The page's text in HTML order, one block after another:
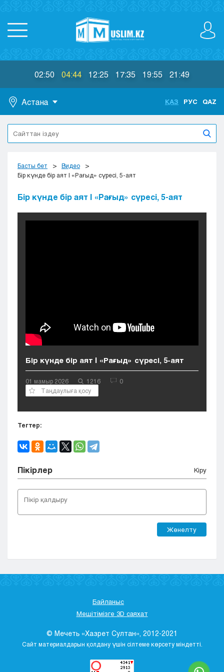
02:50 04:44 12:25 17:35 19:55 21:49
Астана
Астана
Алматы
Атырау
Караганда
Костанай
Усть-Каменогорск
Шымкент
ҚАЗ РУС QAZ
Басты бет
Видео
Бір күнде бір аят | «Рағыд» сүресі, 5-аят
Бір күнде бір аят | «Рағыд» сүресі, 5-аят
Бір күнде бір аят | «Рағыд» сүресі, 5-аят
01 мамыр 2026 1216
0
Таңдаулыға қосу
Тегтер:
Пікірлер Кіру
Жөнелту
Байланыс
Мешітімізге 3D саяхат
© Мечеть «Хазрет Султан», 2012-2021
Сайт материалдарын қолдану үшін сілтеме көрсету міндетті.